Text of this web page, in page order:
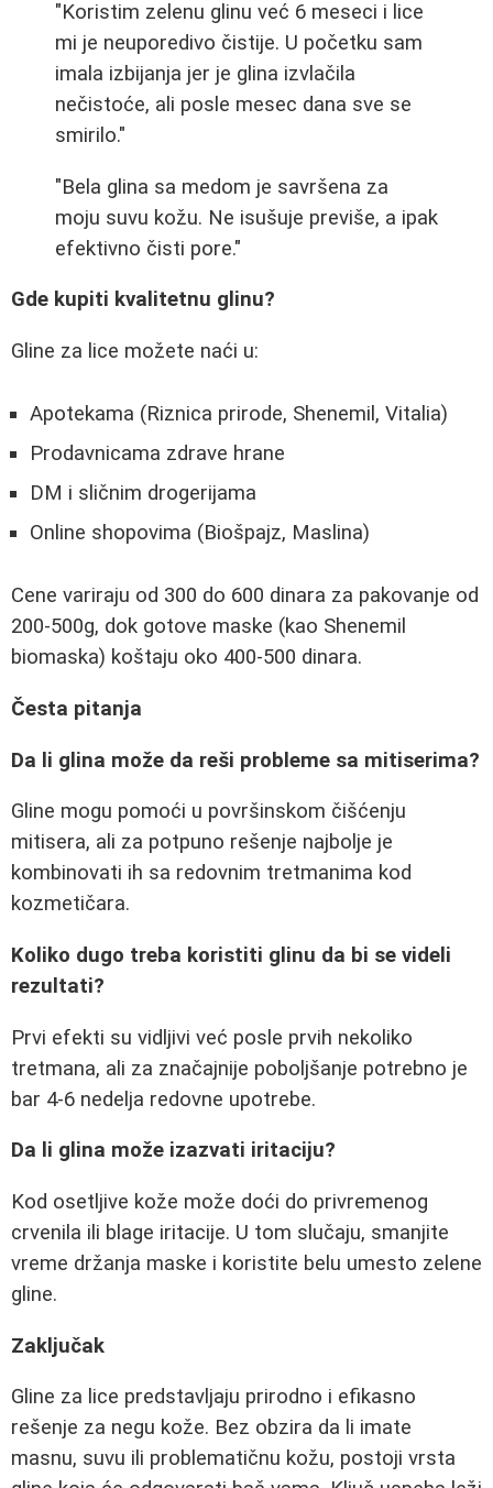
"Koristim zelenu glinu već 6 meseci i lice
mi je neuporedivo čistije. U početku sam
imala izbijanja jer je glina izvlačila
nečistoće, ali posle mesec dana sve se
smirilo."
"Bela glina sa medom je savršena za
moju suvu kožu. Ne isušuje previše, a ipak
efektivno čisti pore."
Gde kupiti kvalitetnu glinu?
Gline za lice možete naći u:
Apotekama (Riznica prirode, Shenemil, Vitalia)
Prodavnicama zdrave hrane
DM i sličnim drogerijama
Online shopovima (Biošpajz, Maslina)
Cene variraju od 300 do 600 dinara za pakovanje od
200-500g, dok gotove maske (kao Shenemil
biomaska) koštaju oko 400-500 dinara.
Česta pitanja
Da li glina može da reši probleme sa mitiserima?
Gline mogu pomoći u površinskom čišćenju
mitisera, ali za potpuno rešenje najbolje je
kombinovati ih sa redovnim tretmanima kod
kozmetičara.
Koliko dugo treba koristiti glinu da bi se videli
rezultati?
Prvi efekti su vidljivi već posle prvih nekoliko
tretmana, ali za značajnije poboljšanje potrebno je
bar 4-6 nedelja redovne upotrebe.
Da li glina može izazvati iritaciju?
Kod osetljive kože može doći do privremenog
crvenila ili blage iritacije. U tom slučaju, smanjite
vreme držanja maske i koristite belu umesto zelene
gline.
Zaključak
Gline za lice predstavljaju prirodno i efikasno
rešenje za negu kože. Bez obzira da li imate
masnu, suvu ili problematičnu kožu, postoji vrsta